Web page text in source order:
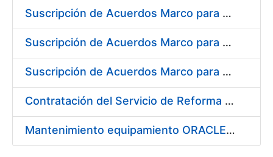
Suscripción de Acuerdos Marco para el Suministro de Material de Filtración
Suscripción de Acuerdos Marco para el Suministro de Material de Fontanería y Aire Acondicionado
Suscripción de Acuerdos Marco para el Suministro de Material de Neumática
Contratación del Servicio de Reforma de la Embocadura, Limpieza, Pintado y Numerado de Contenedores para Moneda de la FNMT-RCM
Mantenimiento equipamiento ORACLE en CERES